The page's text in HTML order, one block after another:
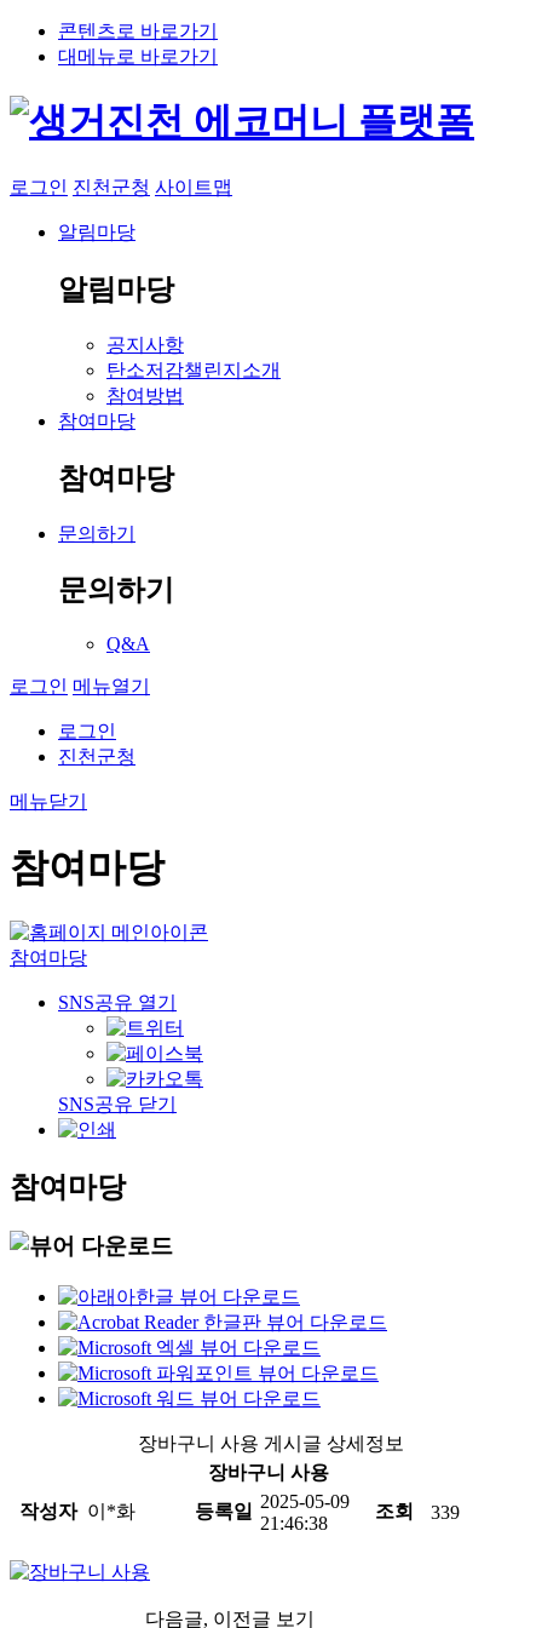
콘텐츠로 바로가기
대메뉴로 바로가기
로그인 진천군청 사이트맵
알림마당
알림마당
공지사항
탄소저감챌린지소개
참여방법
참여마당
참여마당
문의하기
문의하기
Q&A
로그인 메뉴열기
로그인
진천군청
메뉴닫기
참여마당
참여마당
SNS공유 열기
SNS공유 닫기
참여마당
장바구니 사용 게시글 상세정보
장바구니 사용
작성자 이*화 등록일 2025-05-09
21:46:38
조회 339
다음글, 이전글 보기